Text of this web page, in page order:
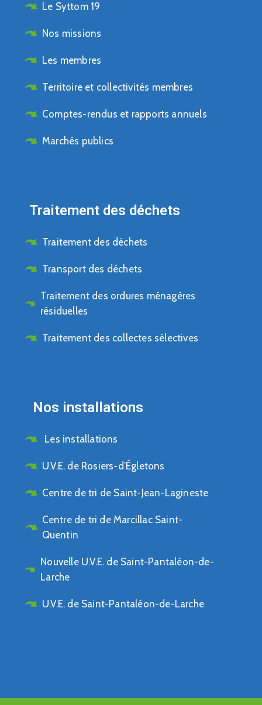
Le Syttom 19
Nos missions
Les membres
Territoire et collectivités membres
Comptes-rendus et rapports annuels
Marchés publics
Traitement des déchets
Traitement des déchets
Transport des déchets
Traitement des ordures ménagères
résiduelles
Traitement des collectes sélectives
Nos installations
Les installations
U.V.E. de Rosiers-d’Égletons
Centre de tri de Saint-Jean-Lagineste
Centre de tri de Marcillac Saint-
Quentin
Nouvelle U.V.E. de Saint-Pantaléon-de-
Larche
U.V.E. de Saint-Pantaléon-de-Larche